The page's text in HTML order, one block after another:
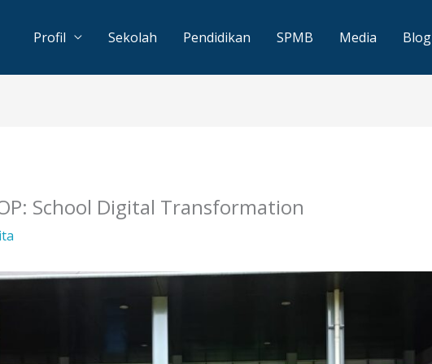
Profil Sekolah Pendidikan SPMB Media Blog
School Digital Transformation